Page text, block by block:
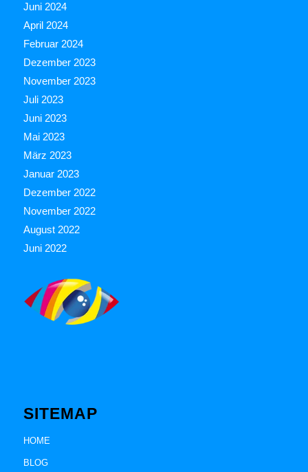
Juni 2024
April 2024
Februar 2024
Dezember 2023
November 2023
Juli 2023
Juni 2023
Mai 2023
März 2023
Januar 2023
Dezember 2022
November 2022
August 2022
Juni 2022
SITEMAP
HOME
BLOG